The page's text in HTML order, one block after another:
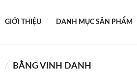
GIỚI THIỆU DANH MỤC SẢN PHẨM
/ BẰNG VINH DANH